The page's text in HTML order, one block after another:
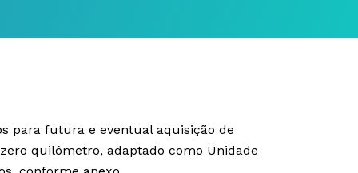
para futura e eventual aquisição de
quilômetro, adaptado como Unidade